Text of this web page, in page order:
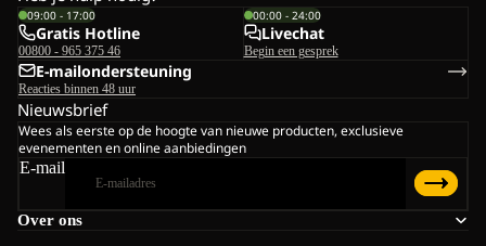
Over ons
09:00 - 17:00
Gratis Hotline
00800 - 965 375 46
00:00 - 24:00
Livechat
Begin een gesprek
E-mailondersteuning
Reacties binnen 48 uur
Nieuwsbrief
Wees als eerste op de hoogte van nieuwe producten, exclusieve
evenementen en online aanbiedingen
E-mail